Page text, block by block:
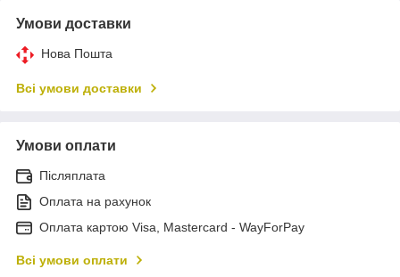
Умови доставки
Нова Пошта
Всі умови доставки
Умови оплати
Післяплата
Оплата на рахунок
Оплата картою Visa, Mastercard - WayForPay
Всі умови оплати